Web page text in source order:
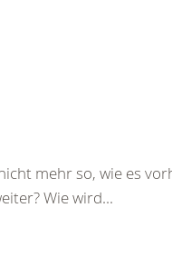
mehr so, wie es
Wie wird...